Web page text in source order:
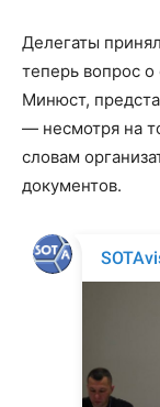
Делегаты
теперь вопрос
Минюст,
— несмотря на
словам
документов.